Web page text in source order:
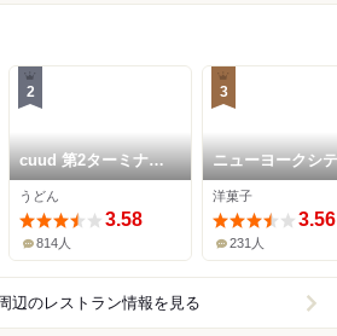
2
cuud 第2ターミナル
店
うどん
3.58
814人
3
ニューヨークシ
ンド 羽田空港第
ミナルビル
洋菓子
3.56
231人
辺のレストラン情報を見る